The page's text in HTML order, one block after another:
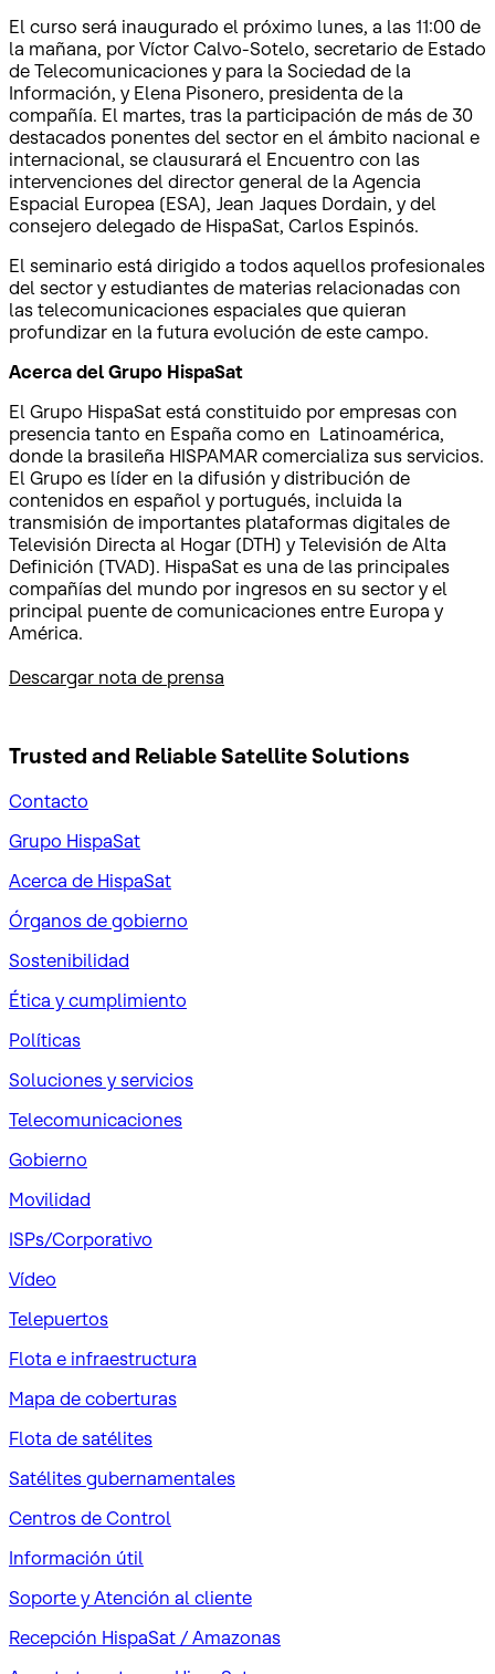
El curso será inaugurado el próximo lunes, a las 11:00 de
la mañana, por Víctor Calvo-Sotelo, secretario de Estado
de Telecomunicaciones y para la Sociedad de la
Información, y Elena Pisonero, presidenta de la
compañía. El martes, tras la participación de más de 30
destacados ponentes del sector en el ámbito nacional e
internacional, se clausurará el Encuentro con las
intervenciones del director general de la Agencia
Espacial Europea (ESA), Jean Jaques Dordain, y del
consejero delegado de HispaSat, Carlos Espinós.
El seminario está dirigido a todos aquellos profesionales
del sector y estudiantes de materias relacionadas con
las telecomunicaciones espaciales que quieran
profundizar en la futura evolución de este campo.
Acerca del Grupo HispaSat
El Grupo HispaSat está constituido por empresas con
presencia tanto en España como en Latinoamérica,
donde la brasileña HISPAMAR comercializa sus servicios.
El Grupo es líder en la difusión y distribución de
contenidos en español y portugués, incluida la
transmisión de importantes plataformas digitales de
Televisión Directa al Hogar (DTH) y Televisión de Alta
Definición (TVAD). HispaSat es una de las principales
compañías del mundo por ingresos en su sector y el
principal puente de comunicaciones entre Europa y
América.
Descargar nota de prensa
Trusted and ReliableSatellite Solutions
Contacto
Grupo HispaSat
Acerca de HispaSat
Órganos de gobierno
Sostenibilidad
Ética y cumplimiento
Políticas
Soluciones y servicios
Telecomunicaciones
Gobierno
Movilidad
ISPs/Corporativo
Vídeo
Telepuertos
Flota e infraestructura
Mapa de coberturas
Flota de satélites
Satélites gubernamentales
Centros de Control
Información útil
Soporte y Atención al cliente
Recepción HispaSat / Amazonas